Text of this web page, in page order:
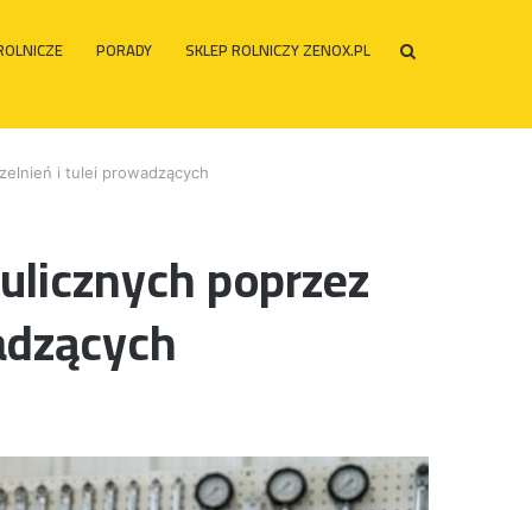
PORADY SKLEP ROLNICZY ZENOX.PL
i tulei prowadzących
poprzez